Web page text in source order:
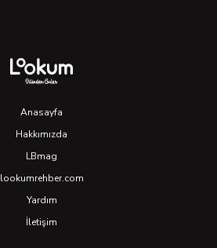
Anasayfa
Hakkımızda
LBmag
lookumrehber.com
Yardım
İletişim